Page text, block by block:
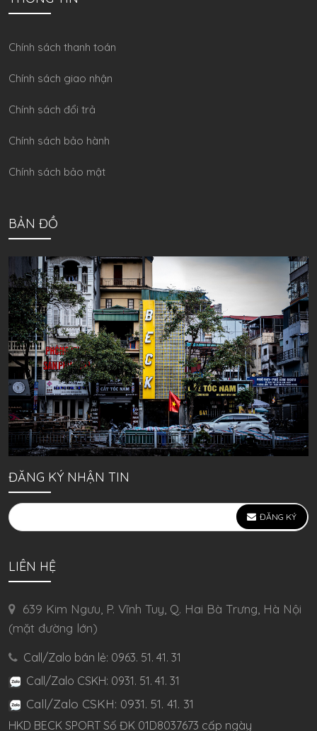
Chính sách thanh toán
Chính sách giao nhận
Chính sách đổi trả
Chính sách bảo hành
Chính sách bảo mật
BẢN ĐỒ
ĐĂNG KÝ NHẬN TIN
ĐĂNG KÝ
LIÊN HỆ
639 Kim Ngưu, P. Vĩnh Tuy, Q. Hai Bà Trưng, Hà Nội
(mặt đường lớn)
Call/Zalo bán lẻ: 0963. 51. 41. 31
Call/Zalo CSKH: 0931. 51. 41. 31
Call/Zalo CSKH: 0931. 51. 41. 31
HKD BECK SPORT Số ĐK 01D8037673 cấp ngày